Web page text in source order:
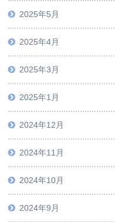
2025年5月
2025年4月
2025年3月
2025年1月
2024年12月
2024年11月
2024年10月
2024年9月